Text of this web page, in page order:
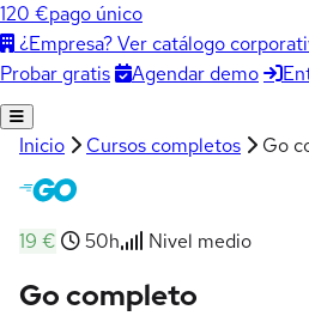
120 €pago único
¿Empresa? Ver catálogo
Probar gratis
Agendar demo
Inicio Cursos completos Go
19 € 50h Nivel medio
Go completo